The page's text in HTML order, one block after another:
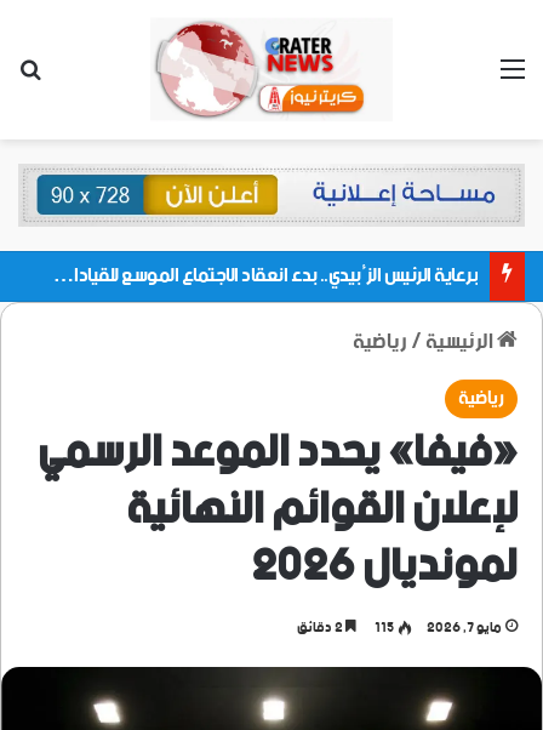
القائمة
برعاية الرئيس الزُبيدي.. بدء انعقاد الاجتماع الموسع للقيادات المحلية بالعاصمة ولمديريات وكتل مجلس العموم ومنسقيات الجامعة بالعاصمة عدن
الرئيسية/رياضية
رياضية
«فيفا» يحدد الموعد الرسمي
لإعلان القوائم النهائية
لمونديال 2026
مايو 7, 2026 115